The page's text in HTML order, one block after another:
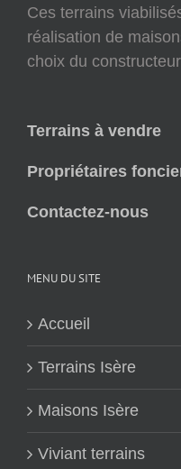
Ces terrains
réalisation de
choix du
Terrains à vendre
Propriétaires
Contactez-nous
MENU DU SITE
Accueil
Terrains Isère
Maisons Isère
Viviant terrains